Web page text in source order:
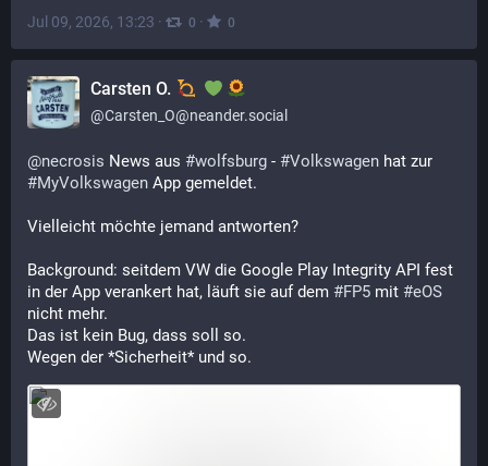
Jul 09, 2026, 13:23 · 0 · 0
Carsten O.
@Carsten_O@neander.social
@necrosis News aus #wolfsburg - #Volkswagen
#MyVolkswagen App gemeldet.
Vielleicht möchte jemand antworten?
Background: seitdem VW die Google Play Integrity API fest
in der App verankert hat, läuft sie auf dem #FP5 mit #eOS
nicht mehr.
Das ist kein Bug, dass soll so.
Wegen der *Sicherheit* und so.